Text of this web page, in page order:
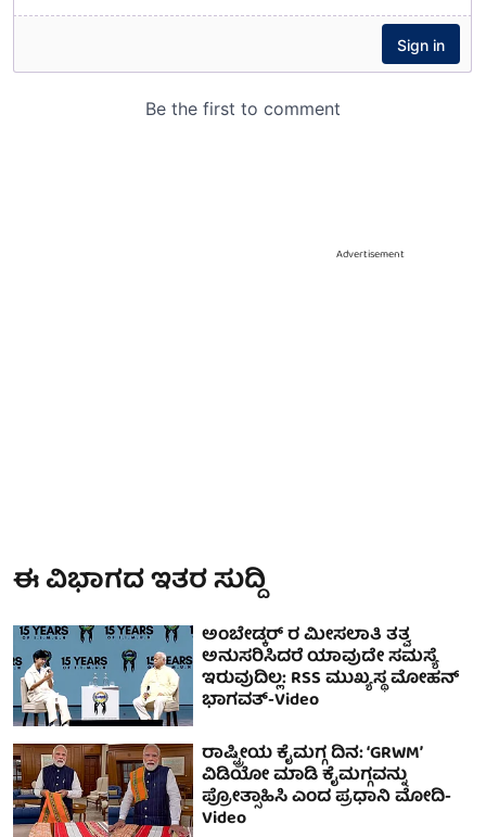
Advertisement
ಈ ವಿಭಾಗದ ಇತರ ಸುದ್ದಿ
ಅಂಬೇಡ್ಕರ್ ರ ಮೀಸಲಾತಿ ತತ್ವ
ಅನುಸರಿಸಿದರೆ ಯಾವುದೇ ಸಮಸ್ಯೆ
ಇರುವುದಿಲ್ಲ: RSS ಮುಖ್ಯಸ್ಥ ಮೋಹನ್
ಭಾಗವತ್-Video
ರಾಷ್ಟ್ರೀಯ ಕೈಮಗ್ಗ ದಿನ: ‘GRWM’
ವಿಡಿಯೋ ಮಾಡಿ ಕೈಮಗ್ಗವನ್ನು
ಪ್ರೋತ್ಸಾಹಿಸಿ ಎಂದ ಪ್ರಧಾನಿ ಮೋದಿ-
Video